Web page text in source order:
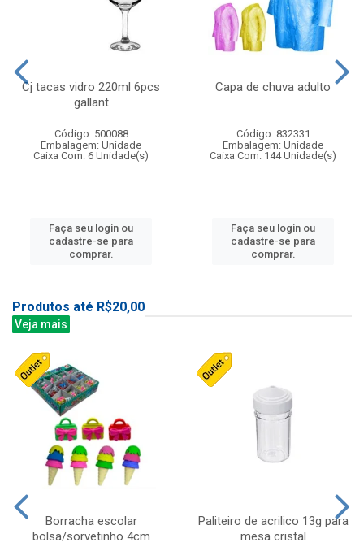
Cj tacas vidro 220ml 6pcs
gallant
Código: 500088
Embalagem: Unidade
Caixa Com: 6 Unidade(s)
Faça seu login ou
cadastre-se para
comprar.
Capa de chuva adulto
Código: 832331
Embalagem: Unidade
Caixa Com: 144 Unidade(s)
Faça seu login ou
cadastre-se para
comprar.
Produtos até R$20,00
Veja mais
Borracha escolar
bolsa/sorvetinho 4cm
Paliteiro de acrilico 13g para
mesa cristal